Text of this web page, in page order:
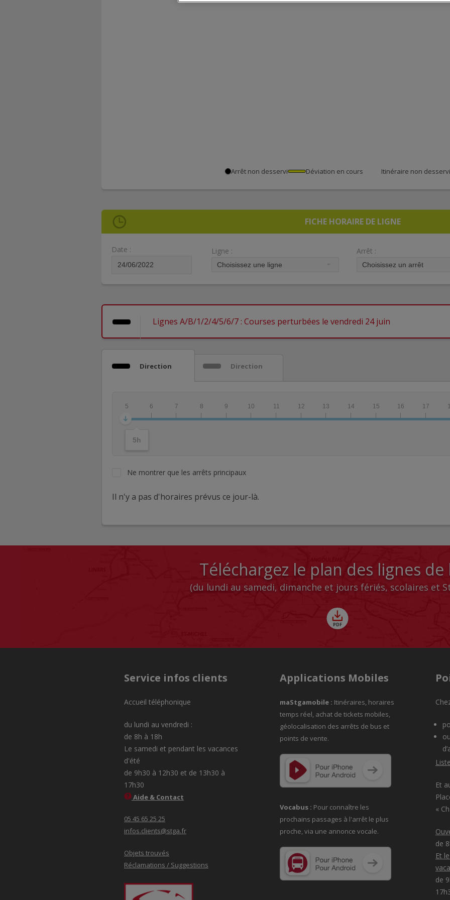
Arrêt non desservi Déviation en cours Itinéraire non desservi
FICHE HORAIRE DE LIGNE
Date : Ligne : Arrêt :
Lignes A/B/1/2/4/5/6/7 : Courses perturbées le vendredi 24 juin
Direction Direction
5h
5 6 7 8 9 10 11 12 13 14 15 16 17
Ne montrer que les arrêts principaux
Il n'y a pas d'horaires prévus ce jour-là.
Téléchargez le plan des lignes de
(du lundi au samedi, dimanche et jours fériés, scolaires et
Service infos clients
Accueil téléphonique
du lundi au vendredi :
de 8h à 18h
Le samedi et pendant les vacances
d'été
de 9h30 à 12h30 et de 13h30 à
17h30
Aide & Contact
05 45 65 25 25
infos.clients@stga.fr
Objets trouvés
Réclamations / Suggestions
Applications Mobiles
maStgamobile : Itinéraires, horaires
temps réel, achat de tickets mobiles,
géolocalisation des arrêts de bus et
points de vente.
Vocabus : Pour connaître les
prochains passages à l'arrêt le plus
proche, via une annonce vocale.
Et
«
de
Et
de